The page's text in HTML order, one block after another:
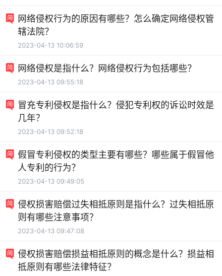
网络侵权行为的原因有哪些？怎么确定网络侵权管
辖法院？
2023-04-13 10:06:59
网络侵权是指什么？网络侵权行为包括哪些？
2023-04-13 09:55:18
冒充专利侵权是指什么？侵犯专利权的诉讼时效是
几年？
2023-04-13 09:52:18
假冒专利侵权的类型主要有哪些？哪些属于假冒他
人专利的行为？
2023-04-13 09:49:05
侵权损害赔偿过失相抵原则是指什么？过失相抵原
则有哪些注意事项？
2023-04-13 09:47:08
侵权损害赔偿损益相抵原则的概念是什么？损益相
抵原则有哪些法律特征？